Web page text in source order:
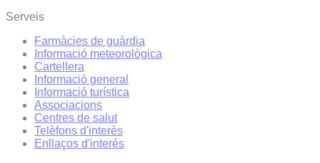
Serveis
Farmàcies de guàrdia
Informació meteorològica
Cartellera
Informació general
Informació turística
Associacions
Centres de salut
Telèfons d'interès
Enllaços d'interés